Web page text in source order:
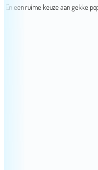
ruime keuze aan gekke poppen.